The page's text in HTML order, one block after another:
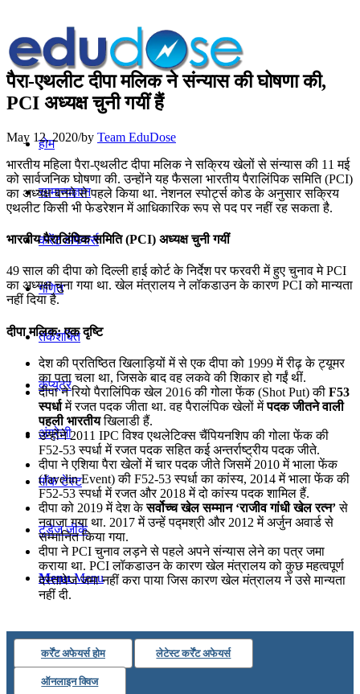
होम
सामान्यज्ञान
करेंट अफेयर्स
गणित
तर्कशक्ति
कंप्यूटर
अंग्रेजी
मॉक टेस्ट
टुडेज जीके
Menu Menu
पैरा-एथलीट दीपा मलिक ने संन्यास की घोषणा की,
PCI अध्यक्ष चुनी गयीं हैं
May 12, 2020/by Team EduDose
भारतीय महिला पैरा-एथलीट दीपा मलिक ने सक्रिय खेलों से संन्यास की 11 मई
को सार्वजनिक घोषणा की. उन्होंने यह फैसला भारतीय पैरालिंपिक समिति (PCI)
का अध्यक्ष बनने से पहले किया था. नेशनल स्पोर्ट्स कोड के अनुसार सक्रिय
एथलीट किसी भी फेडरेशन में आधिकारिक रूप से पद पर नहीं रह सकता है.
भारतीय पैरालिंपिक समिति (PCI) अध्यक्ष चुनी गयीं
49 साल की दीपा को दिल्ली हाई कोर्ट के निर्देश पर फरवरी में हुए चुनाव मे PCI
का अध्यक्ष चुना गया था. खेल मंत्रालय ने लॉकडाउन के कारण PCI को मान्यता
नहीं दिया है.
दीपा मलिक: एक दृष्टि
देश की प्रतिष्ठित खिलाड़ियों में से एक दीपा को 1999 में रीढ़ के ट्यूमर
का पता चला था, जिसके बाद वह लकवे की शिकार हो गईं थीं.
दीपा ने रियो पैरालिंपिक खेल 2016 की गोला फेंक (Shot Put) की F53
स्पर्धामें रजत पदक जीता था. वह पैरालंपिक खेलों मेंपदक जीतने वाली
पहली भारतीयखिलाडी हैं.
उन्होंने 2011 IPC विश्व एथलेटिक्स चैंपियनशिप की गोला फेंक की
F52-53 स्पर्धा में रजत पदक सहित कई अन्तर्राष्ट्रीय पदक जीते.
दीपा ने एशिया पैरा खेलों में चार पदक जीते जिसमें 2010 में भाला फेंक
(Javelin Event) की F52-53 स्पर्धा का कांस्य, 2014 में भाला फेंक की
F52-53 स्पर्धा में रजत और 2018 में दो कांस्य पदक शामिल हैं.
दीपा को 2019 में देश केसर्वोच्च खेल सम्मान ‘राजीव गांधी खेल रत्न’से
नवाजा गया था. 2017 में उन्हें पद्मश्री और 2012 में अर्जुन अवार्ड से
सम्मानित किया गया.
दीपा ने PCI चुनाव लड़ने से पहले अपने संन्यास लेने का पत्र जमा
कराया था. PCI लॉकडाउन के कारण खेल मंत्रालय को कुछ महत्वपूर्ण
दस्तावेज जमा नहीं करा पाया जिस कारण खेल मंत्रालय ने उसे मान्यता
नहीं दी.
कर्रेंट अफेयर्स होम लेटेस्ट कर्रेंट अफेयर्स
ऑनलाइन क्विज